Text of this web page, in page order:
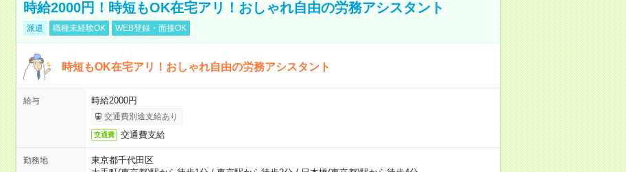
時給2000円！時短もOK在宅アリ！おしゃれ自由の労務アシスタント
派遣 職種未経験OK WEB登録・面接OK
時短もOK在宅アリ！おしゃれ自由の労務アシスタント
給与 時給2000円
交通費別途支給あり
交通費 交通費支給
勤務地
東京都千代田区